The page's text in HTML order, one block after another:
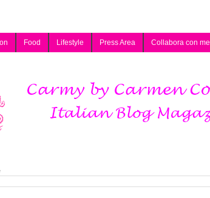
Food Lifestyle Press Area Collabora con me